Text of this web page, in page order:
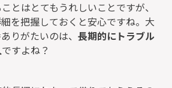
とはとてもうれしいことですが、
を把握しておくと安心ですね。大
りがたいのは、 長期的にトラブル
ですよね？